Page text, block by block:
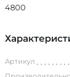
Артикул